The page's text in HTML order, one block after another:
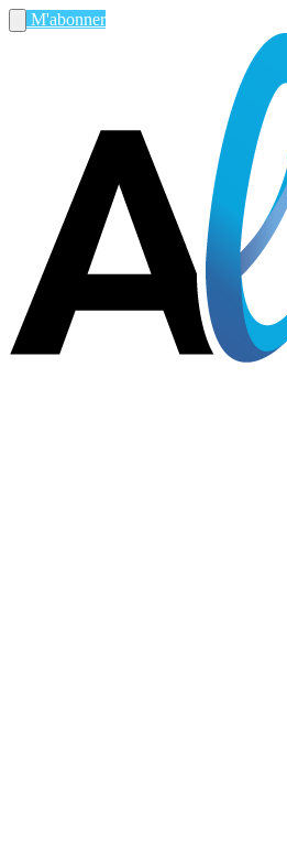
M'abonner